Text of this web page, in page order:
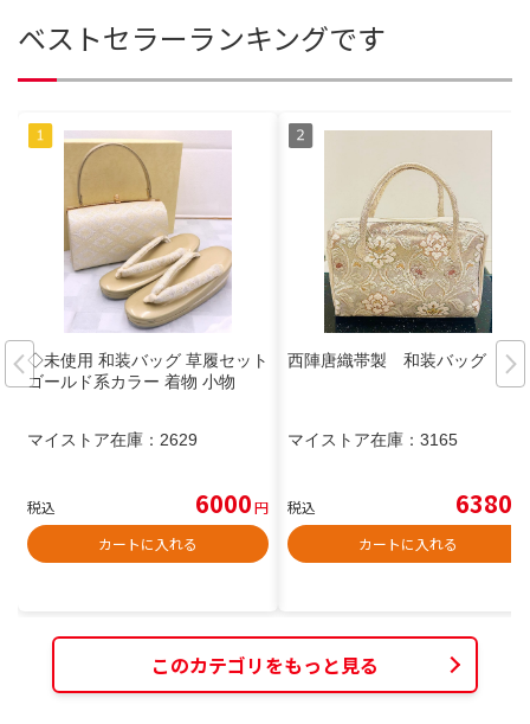
ベストセラーランキングです
◇未使用 和装バッグ 草履セット
ゴールド系カラー 着物 小物
マイストア在庫： 2629
税込 6000円
カートに入れる
西陣唐織帯製 和装バッグ
マイストア在庫： 3165
税込 6380
カートに入れる
このカテゴリをもっと見る